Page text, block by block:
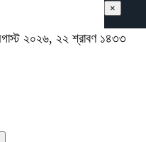
২০২৬, ২২ শ্রাবণ ১৪৩৩
×